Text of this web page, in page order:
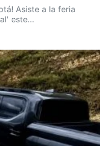
Asiste a la feria
este…